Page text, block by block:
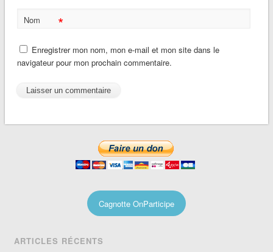
Nom *
Enregistrer mon nom, mon e-mail et mon site dans le
navigateur pour mon prochain commentaire.
Cagnotte OnParticipe
ARTICLES RÉCENTS